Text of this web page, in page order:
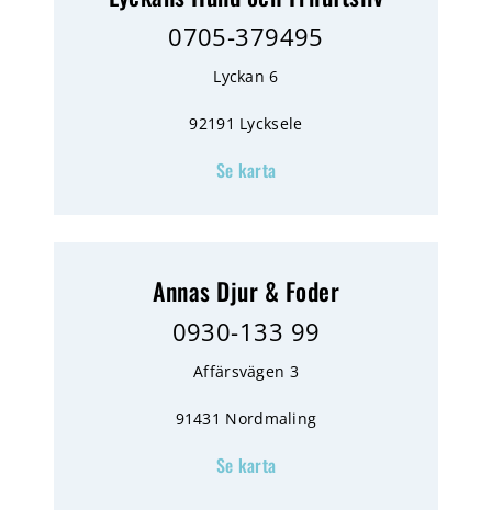
0705-379495
Lyckan 6
92191 Lycksele
Se karta
Annas Djur & Foder
0930-133 99
Affärsvägen 3
91431 Nordmaling
Se karta